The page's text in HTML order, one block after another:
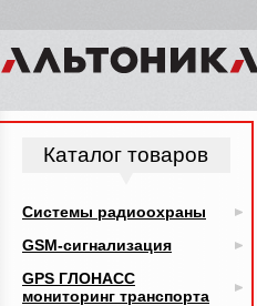
Каталог товаров
Системы радиоохраны
GSM-сигнализация
GPS ГЛОНАСС
мониторинг транспорта